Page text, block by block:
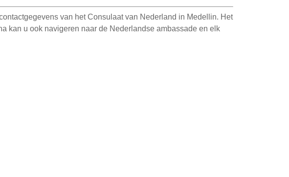
van het Consulaat van Nederland in Medellin. Het
kan u ook navigeren naar de Nederlandse ambassade en elk